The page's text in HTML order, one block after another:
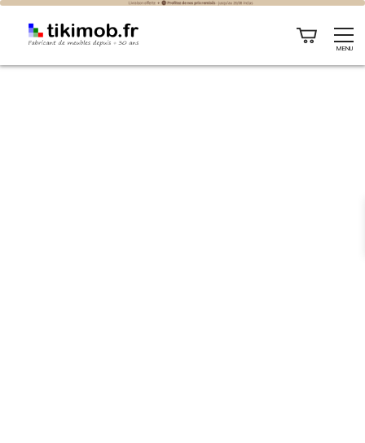
MENU
Améliorer l’acoustique de votre intérieur avec des solutions